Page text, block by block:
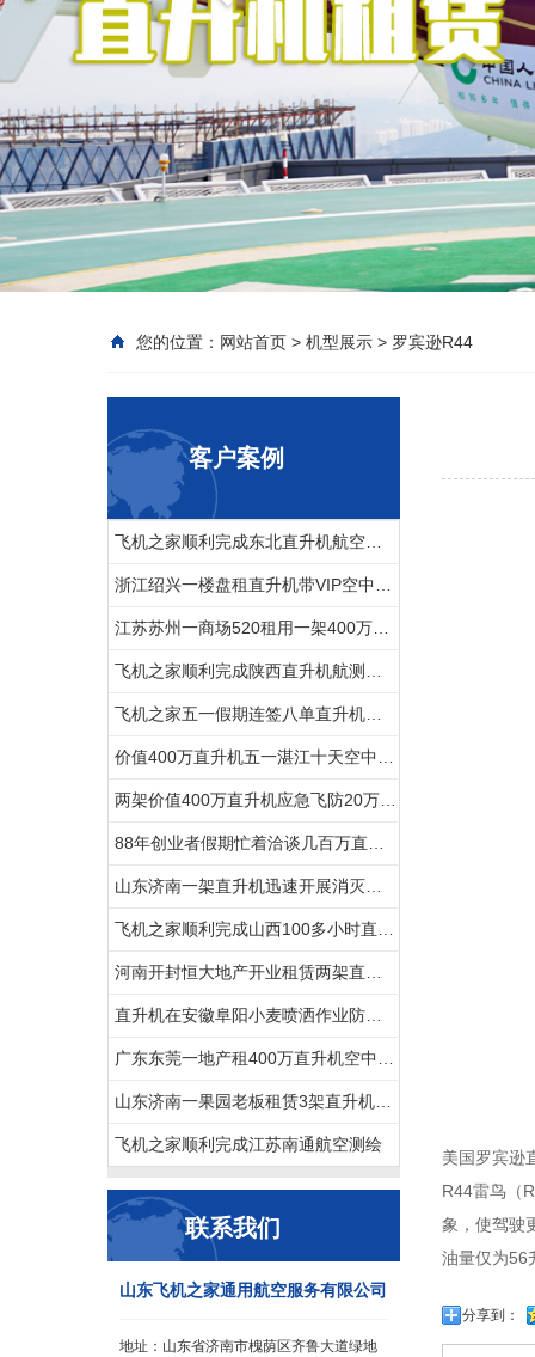
您的位置： 网站首页 > 机型展示 > 罗宾逊R44
客户案例
飞机之家顺利完成江苏南通航空测绘
联系我们
山东飞机之家通用航空服务有限公司
地址：山东省济南市槐荫区齐鲁大道绿地
美国罗宾逊
R44雷鸟（
象，使驾驶
油量仅为56
分享到：